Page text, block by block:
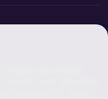
under vilket Grant
tjänster inom revision,